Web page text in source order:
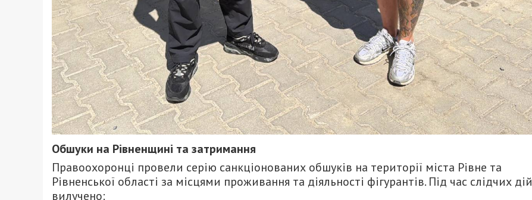
Обшуки на Рівненщині та затримання
Правоохоронці провели серію санкціонованих обшуків на території міста Рівне та
Рівненської області за місцями проживання та діяльності фігурантів. Під час слідчих дій
вилучено: